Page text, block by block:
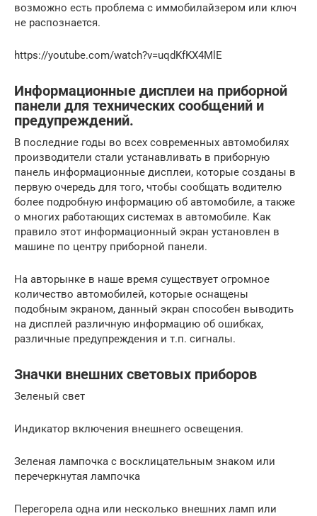
возможно есть проблема с иммобилайзером или ключ
не распознается.
https://youtube.com/watch?v=uqdKfKX4MlE
Информационные дисплеи на приборной
панели для технических сообщений и
предупреждений.
В последние годы во всех современных автомобилях
производители стали устанавливать в приборную
панель информационные дисплеи, которые созданы в
первую очередь для того, чтобы сообщать водителю
более подробную информацию об автомобиле, а также
о многих работающих системах в автомобиле. Как
правило этот информационный экран установлен в
машине по центру приборной панели.
На авторынке в наше время существует огромное
количество автомобилей, которые оснащены
подобным экраном, данный экран способен выводить
на дисплей различную информацию об ошибках,
различные предупреждения и т.п. сигналы.
Значки внешних световых приборов
Зеленый свет
Индикатор включения внешнего освещения.
Зеленая лампочка с восклицательным знаком или
перечеркнутая лампочка
Перегорела одна или несколько внешних ламп или